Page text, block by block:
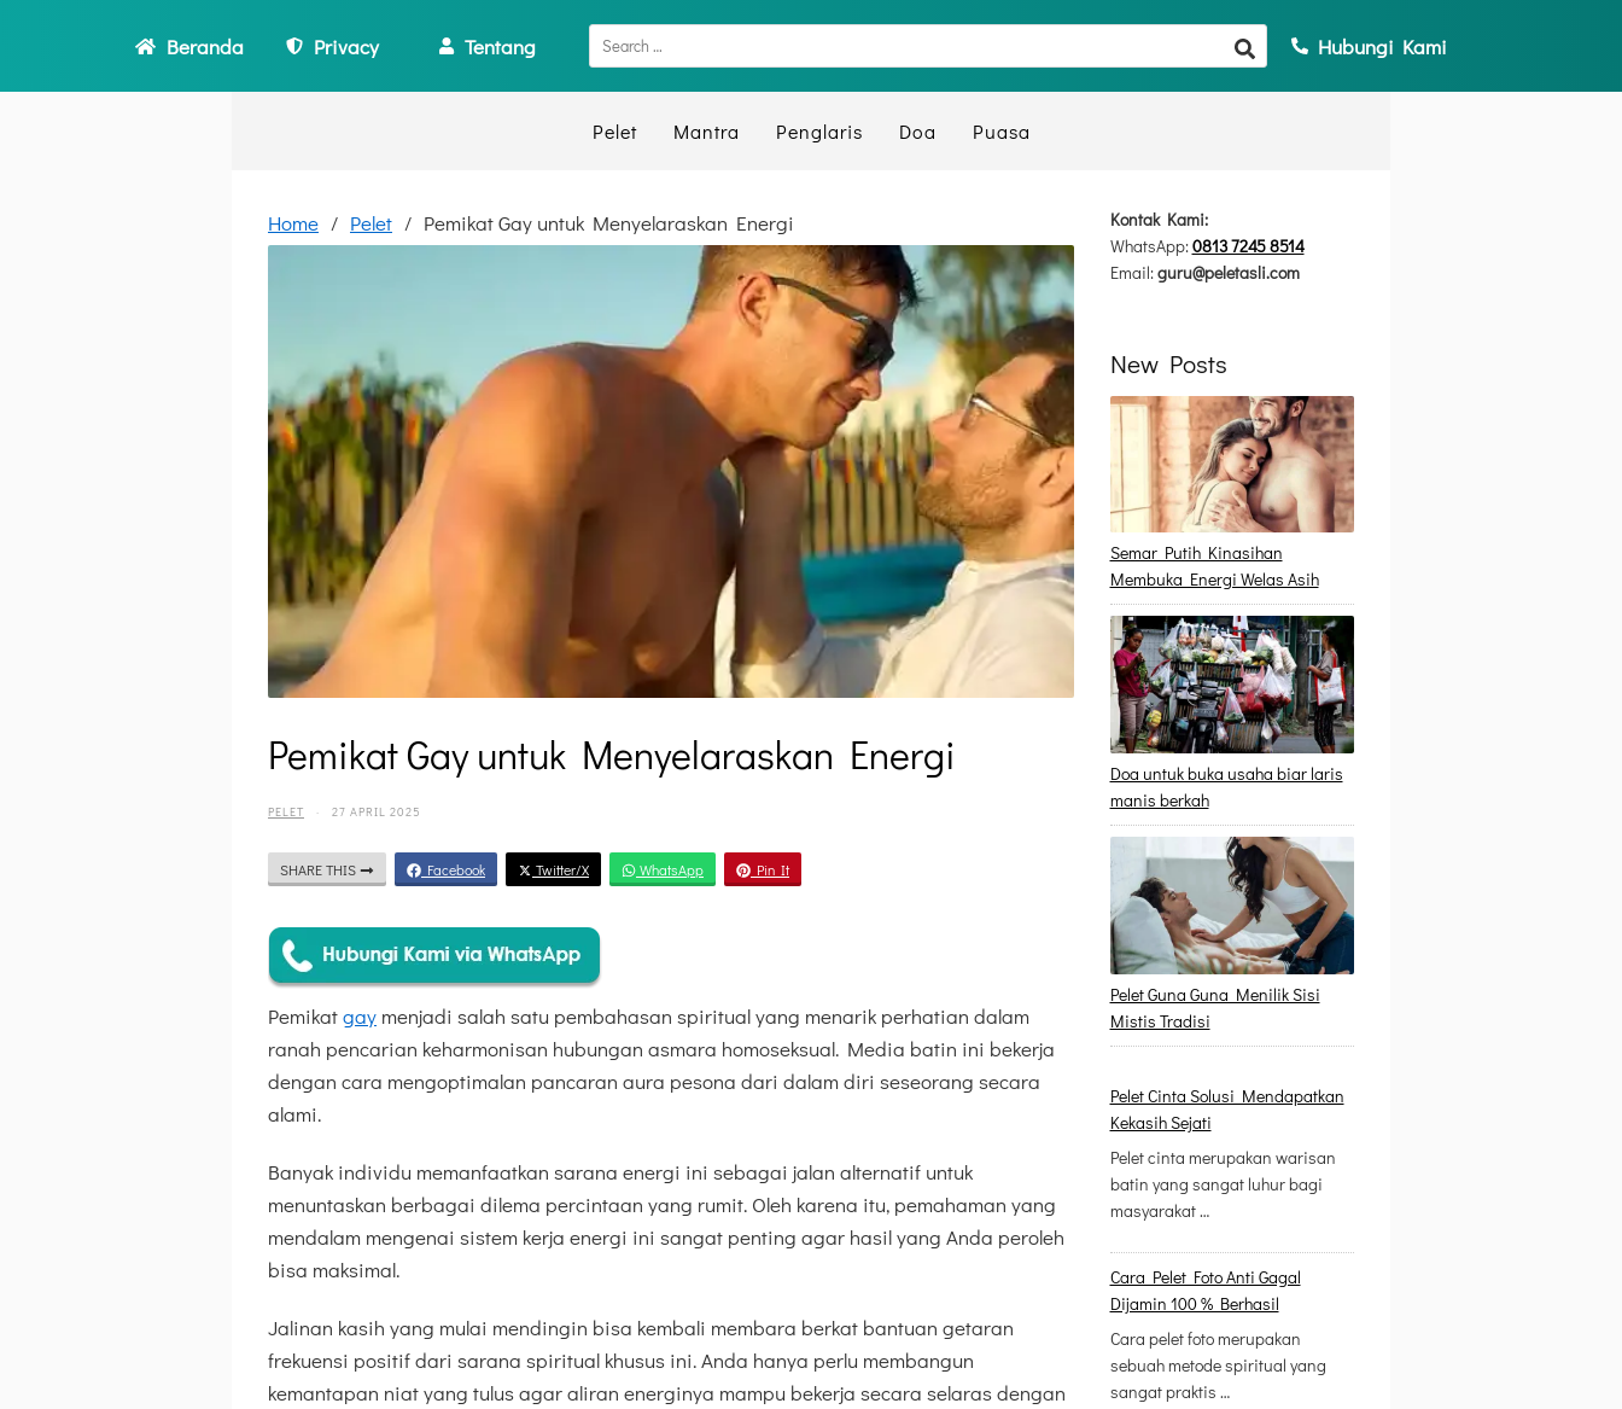
Beranda Privacy Tentang Hubungi Kami
Pelet Mantra Penglaris Doa Puasa
Home Pelet Pemikat Gay untuk Menyelaraskan Energi
Pemikat Gay untuk Menyelaraskan Energi
PELET · 27 APRIL 2025
SHARE THIS Facebook Twitter/X WhatsApp Pin It
Pemikatgay menjadi salah satu pembahasan spiritual yang menarik perhatian dalam
ranah pencarian keharmonisan hubungan asmara homoseksual. Media batin ini bekerja
dengan cara mengoptimalan pancaran aura pesona dari dalam diri seseorang secara
alami.
Banyak individu memanfaatkan sarana energi ini sebagai jalan alternatif untuk
menuntaskan berbagai dilema percintaan yang rumit. Oleh karena itu, pemahaman yang
mendalam mengenai sistem kerja energi ini sangat penting agar hasil yang Anda peroleh
bisa maksimal.
Jalinan kasih yang mulai mendingin bisa kembali membara berkat bantuan getaran
frekuensi positif dari sarana spiritual khusus ini. Anda hanya perlu membangun
kemantapan niat yang tulus agar aliran energinya mampu bekerja secara selaras dengan
Kontak Kami:
WhatsApp:0813 7245 8514
Email:guru@peletasli.com
New Posts
Semar Putih Kinasihan
Membuka Energi Welas Asih
Doa untuk buka usaha biar laris
manis berkah
Pelet Guna Guna Menilik Sisi
Mistis Tradisi
Pelet Cinta Solusi Mendapatkan
Kekasih Sejati
Pelet cinta merupakan warisan
batin yang sangat luhur bagi
masyarakat …
Cara Pelet Foto Anti Gagal
Dijamin 100 % Berhasil
Cara pelet foto merupakan
sebuah metode spiritual yang
sangat praktis …